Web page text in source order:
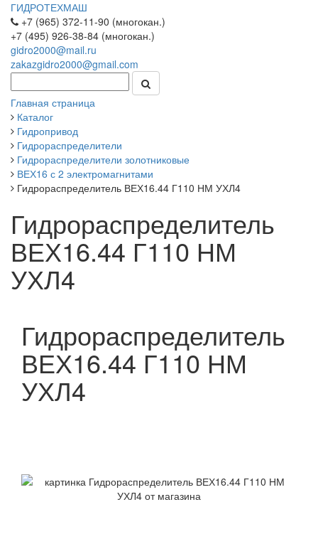
ГИДРОТЕХМАШ
+7 (965) 372-11-90 (многокан.)
+7 (495) 926-38-84 (многокан.)
gidro2000@mail.ru
zakazgidro2000@gmail.com
Главная страница
Каталог
Гидропривод
Гидрораспределители
Гидрораспределители золотниковые
ВЕХ16 с 2 электромагнитами
Гидрораспределитель ВЕХ16.44 Г110 НМ УХЛ4
Гидрораспределитель
ВЕХ16.44 Г110 НМ
УХЛ4
Гидрораспределитель
ВЕХ16.44 Г110 НМ
УХЛ4